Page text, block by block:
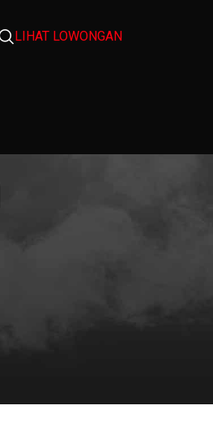
LIHAT LOWONGAN